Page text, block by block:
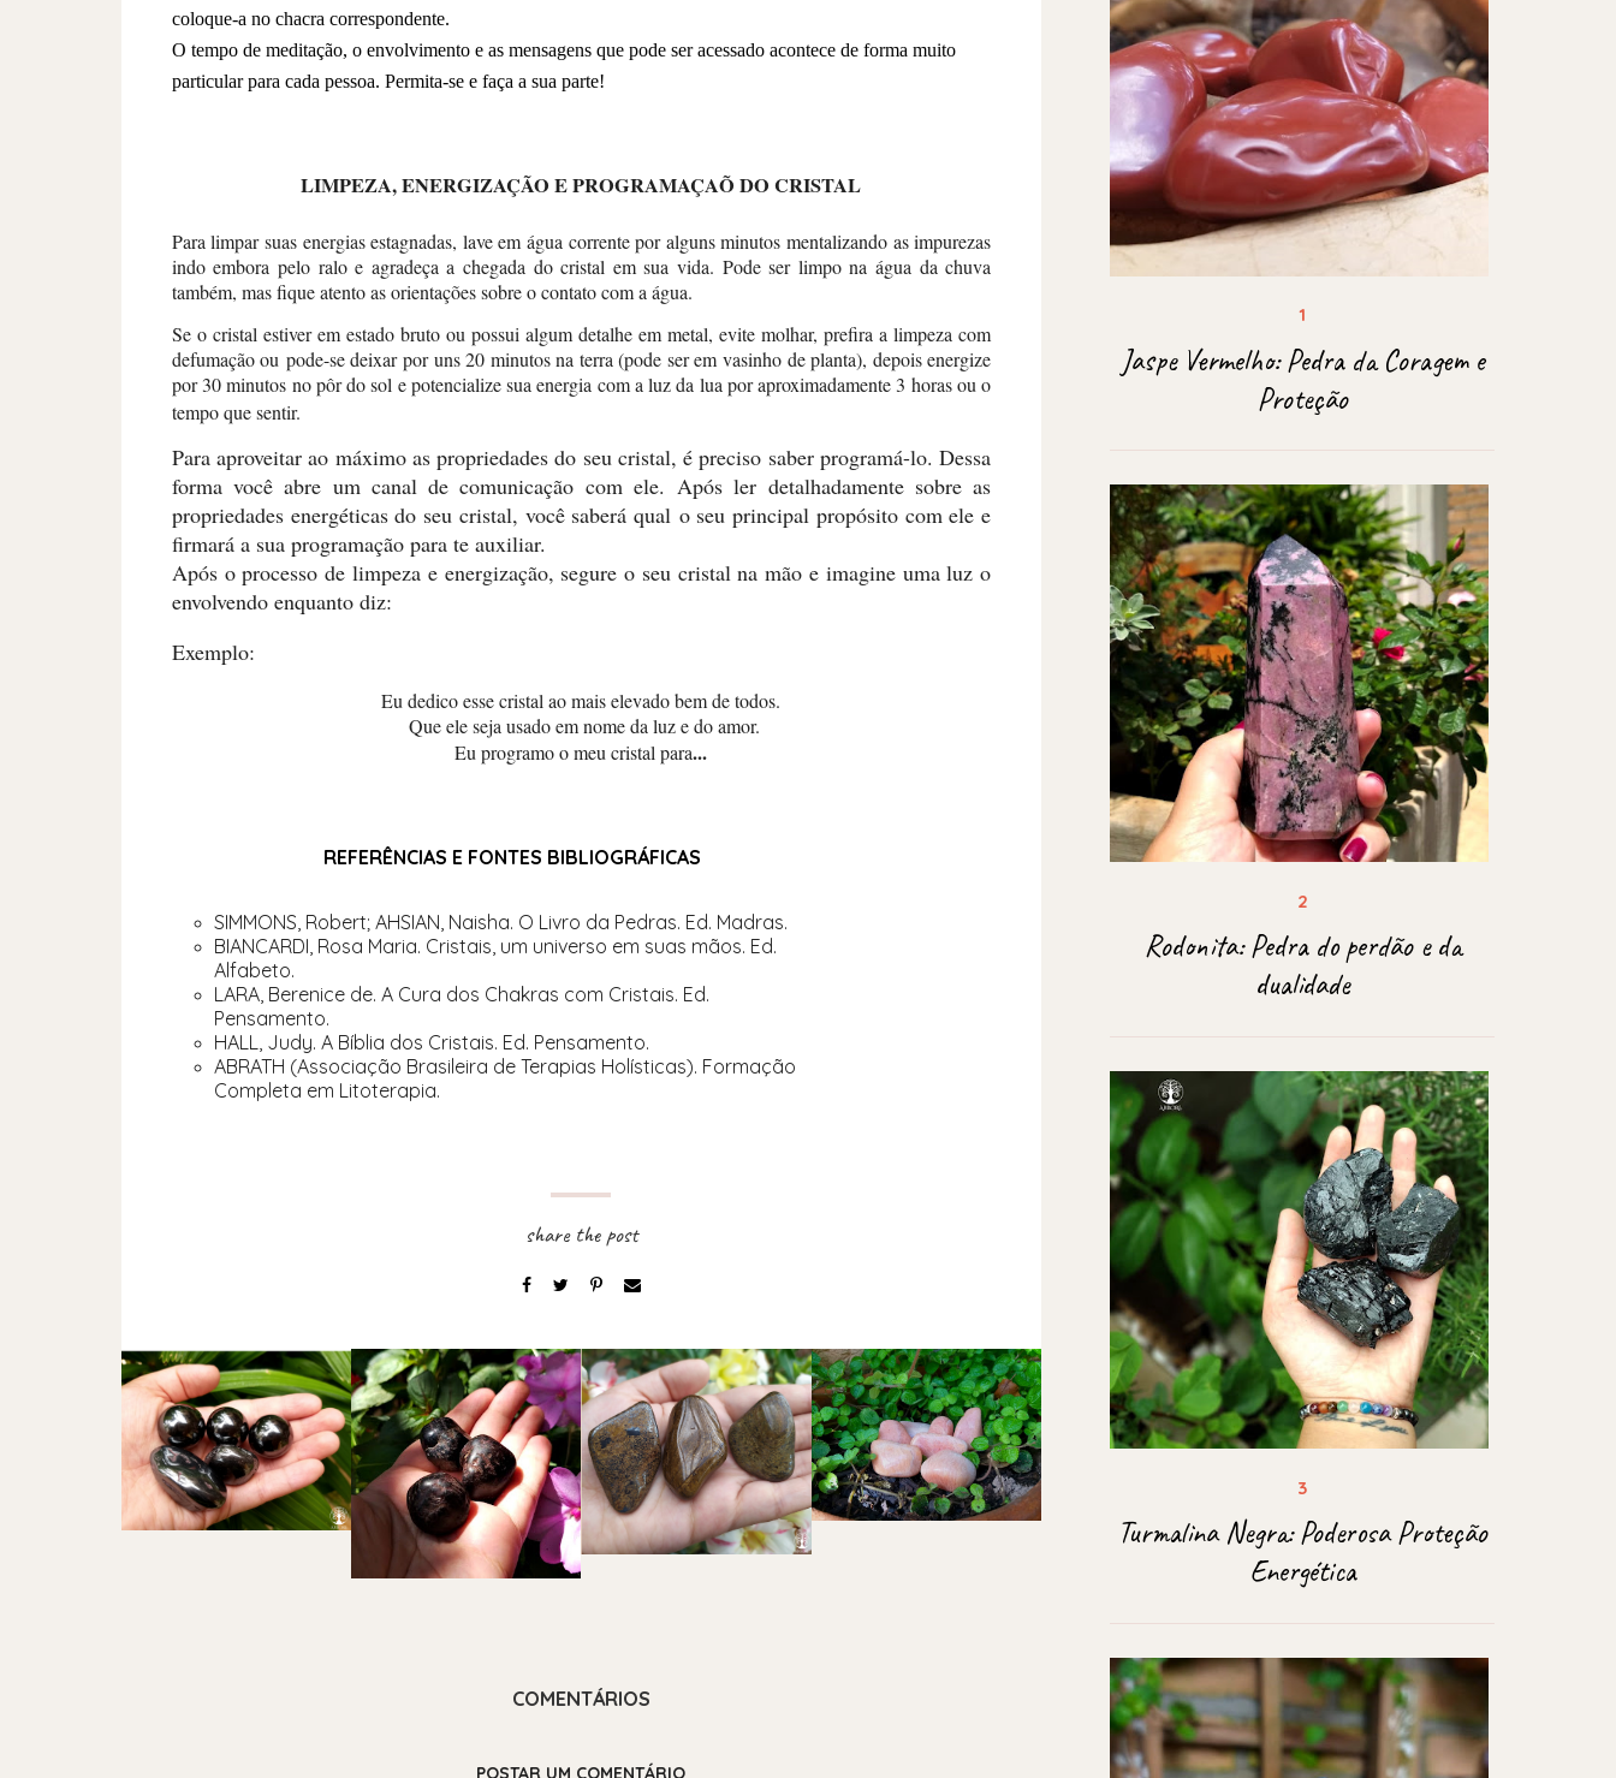
coloque-a no chacra correspondente.
O tempo de meditação, o envolvimento e as mensagens que pode ser acessado acontece de forma muito
particular para cada pessoa. Permita-se e faça a sua parte!
LIMPEZA, ENERGIZAÇÃO E PROGRAMAÇAÕ DO CRISTAL
Para limpar suas energias estagnadas, lave em água corrente por alguns minutos mentalizando as impurezas
indo embora pelo ralo e agradeça a chegada do cristal em sua vida. Pode ser limpo na água da chuva
também, mas fique atento as orientações sobre o contato com a água.
Se o cristal estiver em estado bruto ou possui algum detalhe em metal, evite molhar, prefira a limpeza com
defumação ou pode-se deixar por uns 20 minutos na terra (pode ser em vasinho de planta), depois energize
por 30 minutos no pôr do sol e potencialize sua energia com a luz da lua por aproximadamente 3 horas ou o
tempo que sentir.
Para aproveitar ao máximo as propriedades do seu cristal, é preciso saber programá-lo. Dessa
forma você abre um canal de comunicação com ele. Após ler detalhadamente sobre as
propriedades energéticas do seu cristal, você saberá qual o seu principal propósito com ele e
firmará a sua programação para te auxiliar.
Após o processo de limpeza e energização, segure o seu cristal na mão e imagine uma luz o
envolvendo enquanto diz:
Exemplo:
Eu dedico esse cristal ao mais elevado bem de todos.
Que ele seja usado em nome da luz e do amor.
Eu programo o meu cristal para...
REFERÊNCIAS E FONTES BIBLIOGRÁFICAS
SIMMONS, Robert; AHSIAN, Naisha. O Livro da Pedras. Ed. Madras.
BIANCARDI, Rosa Maria. Cristais, um universo em suas mãos. Ed.
Alfabeto.
LARA, Berenice de. A Cura dos Chakras com Cristais. Ed.
Pensamento.
HALL, Judy. A Bíblia dos Cristais. Ed. Pensamento.
ABRATH (Associação Brasileira de Terapias Holísticas). Formação
Completa em Litoterapia.
COMENTÁRIOS
POSTAR UM COMENTÁRIO
Jaspe Vermelho: Pedra da Coragem e
Proteção
Rodonita: Pedra do perdão e da
dualidade
Turmalina Negra: Poderosa Proteção
Energética